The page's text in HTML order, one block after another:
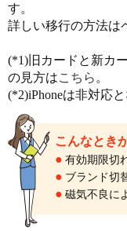
す。
詳しい移行の方法は
(*1)旧カードと新カ
の見方はこちら 。
(*2)iPhoneは非対応と
こんなとき
● 有効期限切
● ブランド切
● 磁気不良に